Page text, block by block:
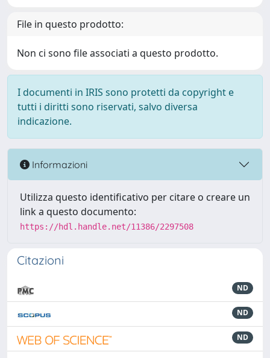
File in questo prodotto:
Non ci sono file associati a questo prodotto.
I documenti in IRIS sono protetti da copyright e
tutti i diritti sono riservati, salvo diversa
indicazione.
Informazioni
Utilizza questo identificativo per citare o creare un
link a questo documento:
https://hdl.handle.net/11386/2297508
Citazioni
ND
ND
ND